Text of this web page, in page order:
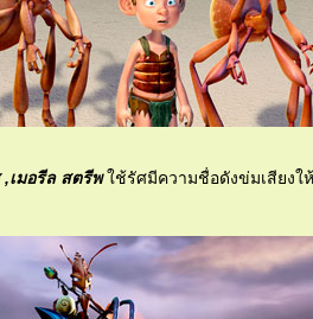
,เมอรีล สตรีพช้รัศมีความชื่อดังข่มเสียงให้